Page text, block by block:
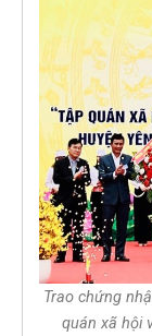
Trao chứng
quán xã hội